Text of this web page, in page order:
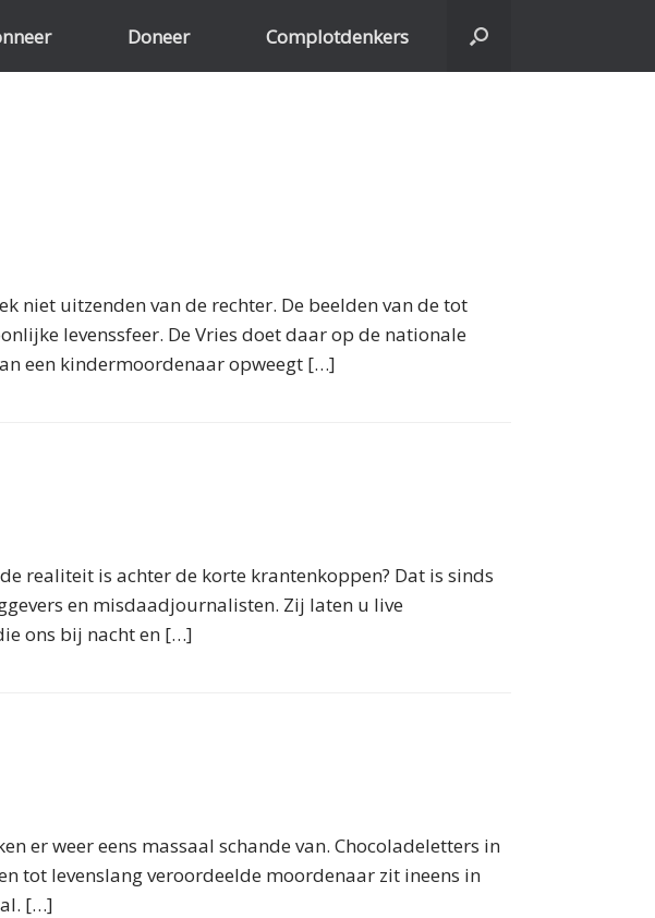
Doneer Complotdenkers
niet uitzenden van de rechter. De beelden van de tot
levenssfeer. De Vries doet daar op de nationale
een kindermoordenaar opweegt […]
realiteit is achter de korte krantenkoppen? Dat is sinds
en misdaadjournalisten. Zij laten u live
ons bij nacht en […]
er weer eens massaal schande van. Chocoladeletters in
tot levenslang veroordeelde moordenaar zit ineens in
[…]